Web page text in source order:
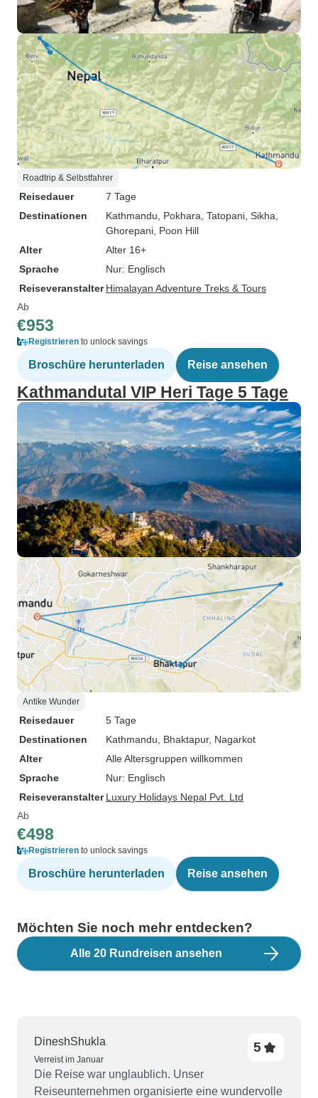
Roadtrip & Selbstfahrer
Reisedauer
7 Tage
Destinationen
Kathmandu , Pokhara , Tatopani , Sikha
Ghorepani , Poon Hill
Alter
Alter 16+
Sprache
Nur: Englisch
Reiseveranstalter Himalayan Adventure Treks & Tours
Ab
€953
Registrieren to unlock savings
Broschüre herunterladen Reise ansehen
Kathmandutal VIP Heri Tage 5 Tage
Antike Wunder
Reisedauer
5 Tage
Destinationen
Kathmandu , Bhaktapur, Nagarkot
Alter
Alle Altersgruppen willkommen
Sprache
Nur: Englisch
Reiseveranstalter Luxury Holidays Nepal Pvt. Ltd
Ab
€498
Registrieren to unlock savings
Broschüre herunterladen Reise ansehen
Möchten Sie noch mehr entdecken?
Alle 20 Rundreisen ansehen
DineshShukla
Verreist im Januar
5
Die Reise war unglaublich. Unser
Reiseunternehmen organisierte eine wundervolle